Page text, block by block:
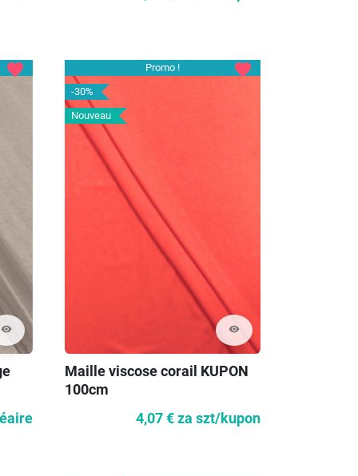
visibility
favorite
Promo !
-30%
Nouveau
visibility
favorite
Maille viscose corail KUPON
100cm
4,07 €za szt/kupon